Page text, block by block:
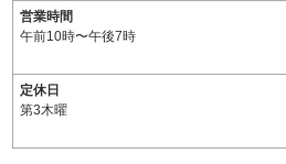
営業時間
午前10時〜午後7時
定休日
第3木曜